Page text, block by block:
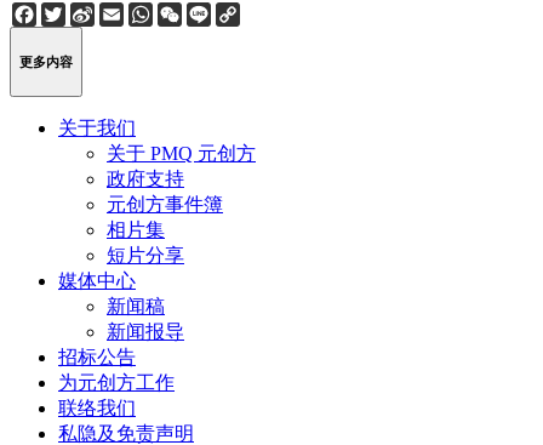
Facebook
Twitter
Sina
Weibo
EmailWhatsApp
WeChat
Line
更多内容
关于我们
关于 PMQ 元创方
政府支持
元创方事件簿
相片集
短片分享
媒体中心
新闻稿
新闻报导
招标公告
为元创方工作
联络我们
私隐及免责声明